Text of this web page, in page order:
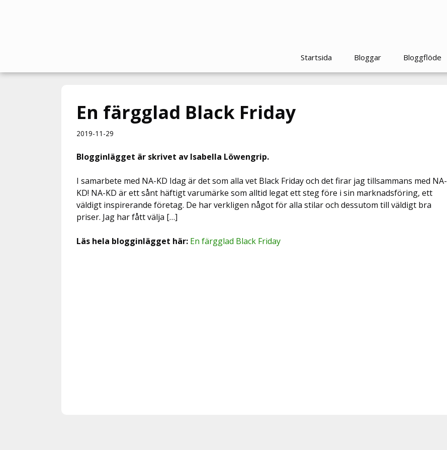
Startsida Bloggar Bloggflöde
En färgglad Black Friday
2019-11-29
Blogginlägget är skrivet av Isabella Löwengrip.
I samarbete med NA-KD Idag är det som alla vet Black Friday och det firar jag tillsammans med NA-
KD! NA-KD är ett sånt häftigt varumärke som alltid legat ett steg före i sin marknadsföring, ett
väldigt inspirerande företag. De har verkligen något för alla stilar och dessutom till väldigt bra
priser. Jag har fått välja […]
Läs hela blogginlägget här: En färgglad Black Friday